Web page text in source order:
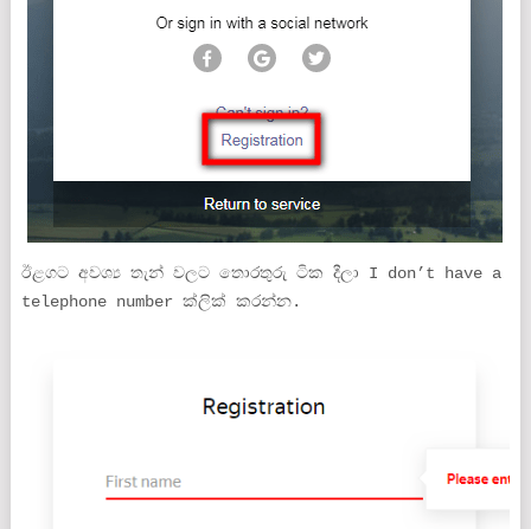
ඊළගට අවශ්‍ය තැන් වලට තොරතුරු ටික දීලා I don’t have a
telephone number ක්ලික් කරන්න.